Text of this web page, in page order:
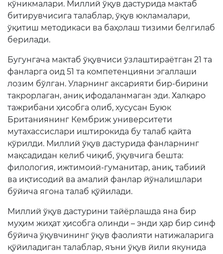
кўникмалари. Миллий ўқув дастурида мактаб
битирувчисига талаблар, ўқув юкламалари,
ўқитиш методикаси ва баҳолаш тизими белгилаб
берилади.
Бугунгача мактаб ўқувчиси ўзлаштираётган 21 та
фанларга оид 51 та компетенцияни эгаллаши
лозим бўлган. Уларнинг аксарияти бир-бирини
такрорлаган, аниқ ифодаланмаган эди. Халқаро
тажрибани ҳисобга олиб, хусусан Буюк
Британиянинг Кембриж университети
мутахассислари иштирокида бу талаб қайта
кўрилди. Миллий ўқув дастурида фанларнинг
мақсадидан келиб чиқиб, ўқувчига бешта:
филология, ижтимоий-гуманитар, аниқ, табиий
ва иқтисодий ва амалий фанлар йўналишлари
бўйича ягона талаб қўйилади.
Миллий ўқув дастурини тайёрлашда яна бир
муҳим жиҳат ҳисобга олинди – энди ҳар бир синф
бўйича ўқувчининг ўқув фаолияти натижаларига
қўйиладиган талаблар, яъни ўқув йили якунида